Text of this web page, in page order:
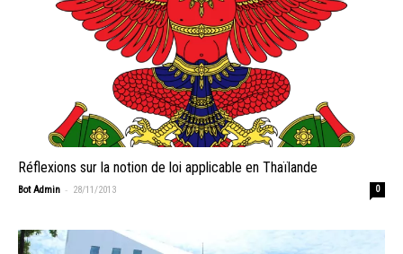
Réflexions sur la notion de loi applicable en Thaïlande
Bot Admin - 28/11/2013 0